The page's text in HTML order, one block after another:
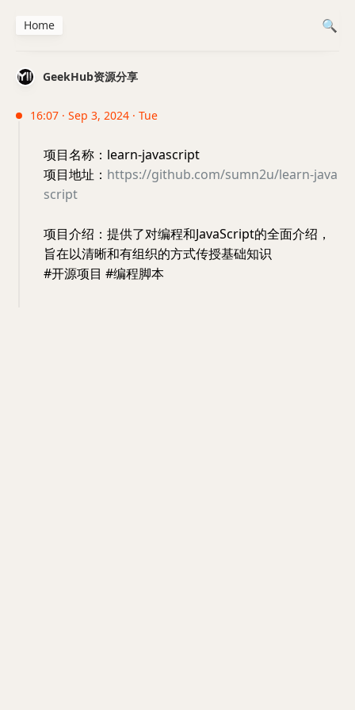
GeekHub资源分享
16:07 · Sep 3, 2024 · Tue
项目名称：learn-javascript
项目地址： https://github.com/sumn2u/learn-java
script
项目介绍：提供了对编程和JavaScript的全面介绍，
旨在以清晰和有组织的方式传授基础知识
#开源项目 #编程脚本
Home